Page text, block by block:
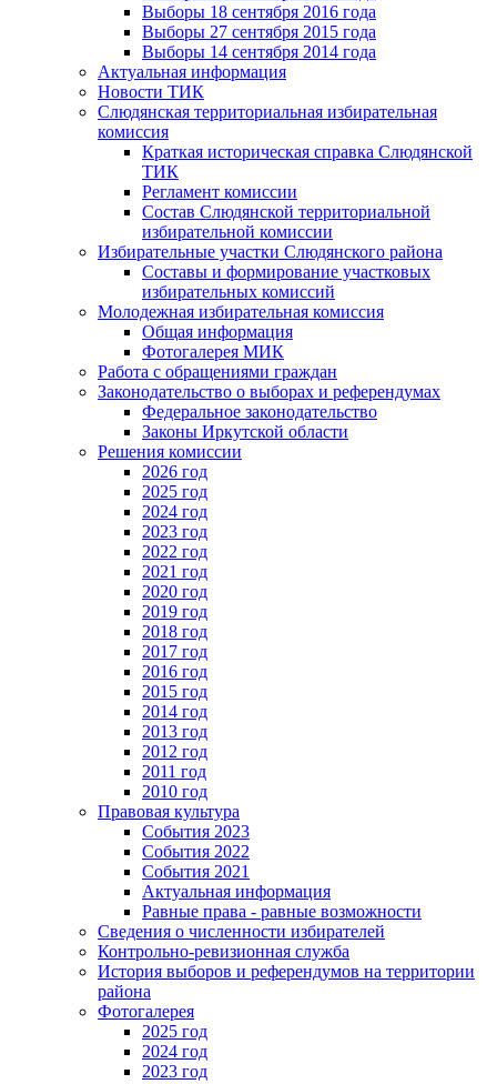
Выборы 18 сентября 2016 года
Выборы 27 сентября 2015 года
Выборы 14 сентября 2014 года
Актуальная информация
Новости ТИК
Слюдянская территориальная избирательная
комиссия
Краткая историческая справка Слюдянской
ТИК
Регламент комиссии
Состав Слюдянской территориальной
избирательной комиссии
Избирательные участки Слюдянского района
Составы и формирование участковых
избирательных комиссий
Молодежная избирательная комиссия
Общая информация
Фотогалерея МИК
Работа с обращениями граждан
Законодательство о выборах и референдумах
Федеральное законодательство
Законы Иркутской области
Решения комиссии
2026 год
2025 год
2024 год
2023 год
2022 год
2021 год
2020 год
2019 год
2018 год
2017 год
2016 год
2015 год
2014 год
2013 год
2012 год
2011 год
2010 год
Правовая культура
События 2023
События 2022
События 2021
Актуальная информация
Равные права - равные возможности
Сведения о численности избирателей
Контрольно-ревизионная служба
История выборов и референдумов на территории
района
Фотогалерея
2025 год
2024 год
2023 год